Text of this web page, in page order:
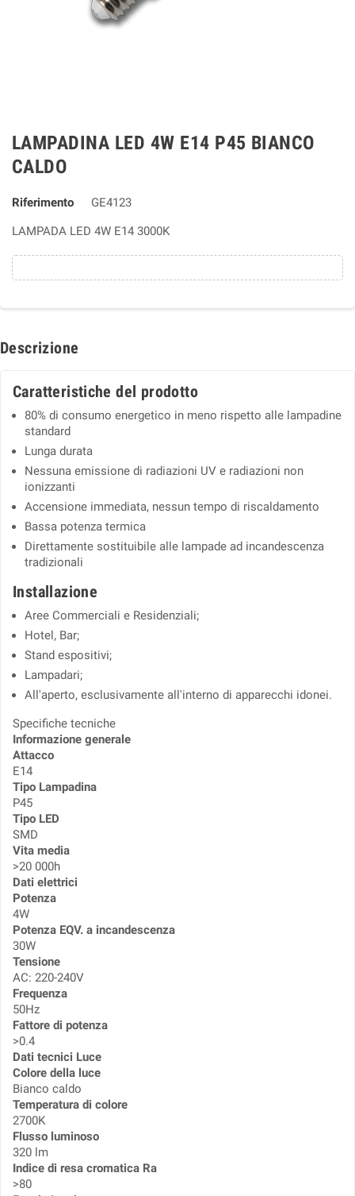
LAMPADINA LED 4W E14 P45 BIANCO
CALDO
Riferimento
GE4123
LAMPADA LED 4W E14 3000K
Descrizione
Caratteristiche del prodotto
80% di consumo energetico in meno rispetto alle lampadine
standard
Lunga durata
Nessuna emissione di radiazioni UV e radiazioni non
ionizzanti
Accensione immediata, nessun tempo di riscaldamento
Bassa potenza termica
Direttamente sostituibile alle lampade ad incandescenza
tradizionali
Installazione
Aree Commerciali e Residenziali;
Hotel, Bar;
Stand espositivi;
Lampadari;
All'aperto, esclusivamente all'interno di apparecchi idonei.
Specifiche tecniche
Informazione generale
Attacco
E14
Tipo Lampadina
P45
Tipo LED
SMD
Vita media
>20 000h
Dati elettrici
Potenza
4W
Potenza EQV. a incandescenza
30W
Tensione
AC: 220-240V
Frequenza
50Hz
Fattore di potenza
>0.4
Dati tecnici Luce
Colore della luce
Bianco caldo
Temperatura di colore
2700K
Flusso luminoso
320 lm
Indice di resa cromatica Ra
>80